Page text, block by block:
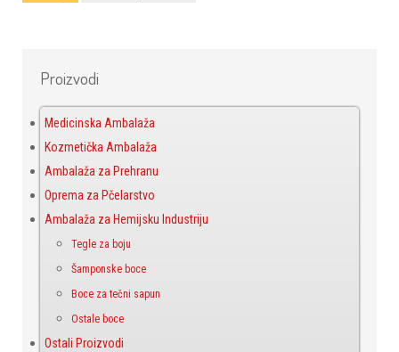
Proizvodi
Medicinska Ambalaža
Kozmetička Ambalaža
Ambalaža za Prehranu
Oprema za Pčelarstvo
Ambalaža za Hemijsku Industriju
Tegle za boju
Šamponske boce
Boce za tečni sapun
Ostale boce
Ostali Proizvodi